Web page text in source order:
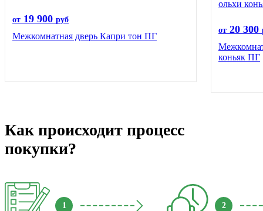
от 19 900 руб
Межкомнатная дверь Капри тон ПГ
от 20 300
коньяк ПГ
Как происходит процесс
покупки?
1 2